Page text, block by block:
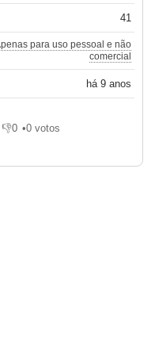
41
para uso pessoal e não
comercial
há 9 anos
👎0
Não gosto
•0 votos